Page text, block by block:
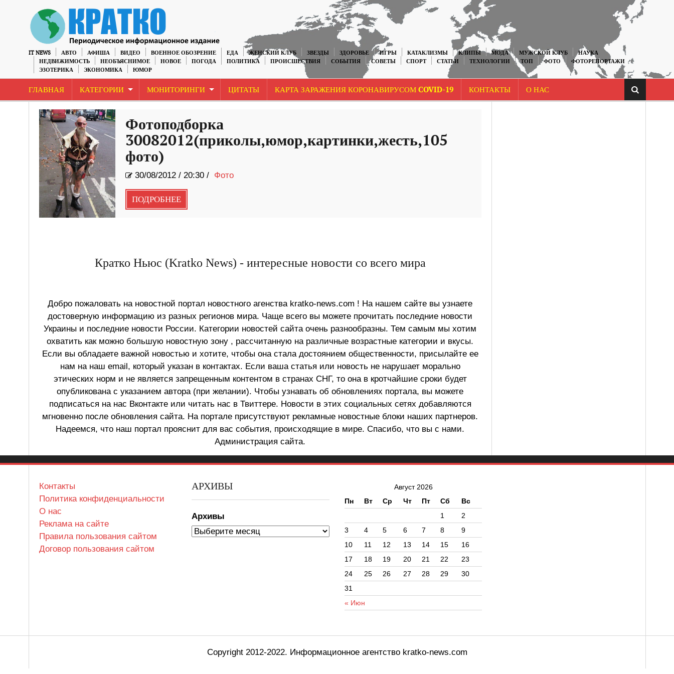
IT NEWS АВТО АФИША ВИДЕО ВОЕННОЕ ОБОЗРЕНИЕ ЕДА ЖЕНСКИЙ КЛУБ ЗВЕЗДЫ ЗДОРОВЬЕ ИГРЫ КАТАКЛИЗМЫ КЛИПЫ МОДА МУЖСКОЙ КЛУБ
НАУКА
НЕДВИЖИМОСТЬ
НЕОБЪЯСНИМОЕ НОВОЕ ПОГОДА ПОЛИТИКА ПРОИСШЕСТВИЯ СОБЫТИЯ СОВЕТЫ СПОРТ СТАТЬИ ТЕХНОЛОГИИ ТОП ФОТО
ФОТОРЕПОРТАЖИ
ЭЗОТЕРИКА
ЭКОНОМИКА ЮМОР
ГЛАВНАЯ КАТЕГОРИИ МОНИТОРИНГИ ЦИТАТЫ КАРТА ЗАРАЖЕНИЯ КОРОНАВИРУСОМ COVID-19 КОНТАКТЫ О НАС
Фотоподборка
30082012(приколы,юмор,картинки,жесть,105
фото)
30/08/2012/ 20:30 / Фото
ПОДРОБНЕЕ
Кратко Ньюс (Kratko News) - интересные новости со всего мира
Добро пожаловать на новостной портал новостного агенства kratko-news.com ! На нашем сайте вы узнаете
достоверную информацию из разных регионов мира. Чаще всего вы можете прочитать последние новости
Украины и последние новости России. Категории новостей сайта очень разнообразны. Тем самым мы хотим
охватить как можно большую новостную зону , рассчитанную на различные возрастные категории и вкусы.
Если вы обладаете важной новостью и хотите, чтобы она стала достоянием общественности, присылайте ее
нам на наш email, который указан в контактах. Если ваша статья или новость не нарушает морально
этических норм и не является запрещенным контентом в странах СНГ, то она в кротчайшие сроки будет
опубликована с указанием автора (при желании). Чтобы узнавать об обновлениях портала, вы можете
подписаться на нас Вконтакте или читать нас в Твиттере. Новости в этих социальных сетях добавляются
мгновенно после обновления сайта. На портале присутствуют рекламные новостные блоки наших партнеров.
Надеемся, что наш портал прояснит для вас события, происходящие в мире. Спасибо, что вы с нами.
Администрация сайта.
Контакты
Политика конфиденциальности
О нас
Реклама на сайте
Правила пользования сайтом
Договор пользования сайтом
АРХИВЫ
Архивы
Август 2026
Пн
Вт Ср Чт Пт Сб Вс
« Июн
1
2
3
4 5 6 7 8
9
10
11 12 13 14 15
16
17
18 19 20 21 22
23
24
25 26 27 28 29
30
31
Copyright 2012-2022. Информационное агентство kratko-news.com